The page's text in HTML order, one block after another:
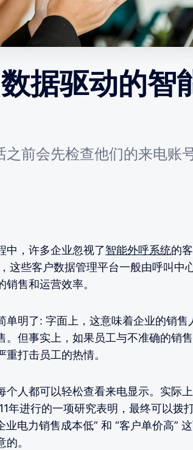
据驱动的智
之前会先检查他们的来电账
中，许多企业忽视了智能外呼系统的
这些客户数据管理平台一般由呼叫中
售和运营效率。
单明了: 字面上，这意味着企业的销售
。但事实上，如果员工与不准确的销
打击员工的热情。
个人都可以轻松查看来电显示。实际
年进行的一项研究表明，最终可以拨
业电力销售成本低” 和 “客户单价高”
。